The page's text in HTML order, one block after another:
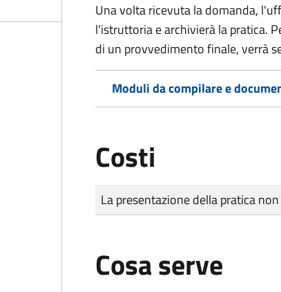
Una volta ricevuta la domanda,
l'istruttoria e archivierà la pratica.
di un provvedimento finale, verrà
Moduli da compilare e
Costi
Tipo di pagamento
Importo
La presentazione della pratica
Cosa serve